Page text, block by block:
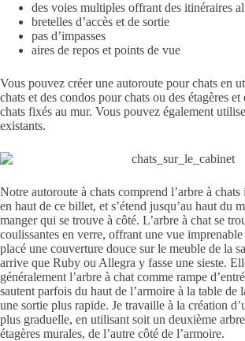
des voies multiples offrant des itinéraires
bretelles d’accès et de sortie
pas d’impasses
aires de repos et points de vue
Vous pouvez créer une autoroute pour chats en
chats et des condos pour chats ou des étagères et
chats fixés au mur. Vous pouvez également
existants.
Notre autoroute à chats comprend l’arbre à
en haut de ce billet, et s’étend jusqu’au haut du
manger qui se trouve à côté. L’arbre à chat se
coulissantes en verre, offrant une vue
placé une couverture douce sur le meuble de la
arrive que Ruby ou Allegra y fasse une sieste.
généralement l’arbre à chat comme rampe
sautent parfois du haut de l’armoire à la table de
une sortie plus rapide. Je travaille à la création
plus graduelle, en utilisant soit un deuxième
étagères murales, de l’autre côté de l’armoire.